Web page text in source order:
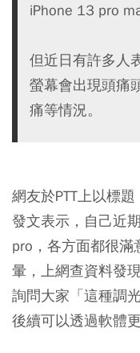
iPhone 13 pro
但近日有許多人
螢幕會出現頭痛
痛等情況。
網友於PTT上以標題
發文表示，自己近
pro，各方面都很
暈，上網查資料發
詢問大家「這種調
後續可以透過軟體